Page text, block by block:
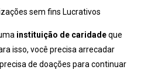
sem fins Lucrativos
instituição de caridadeque
isso, você precisa arrecadar
de doações para continuar